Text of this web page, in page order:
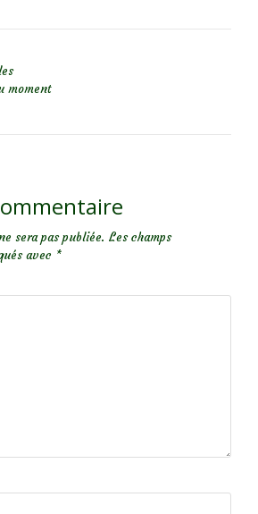
moment
sera pas publiée. Les champs
avec *